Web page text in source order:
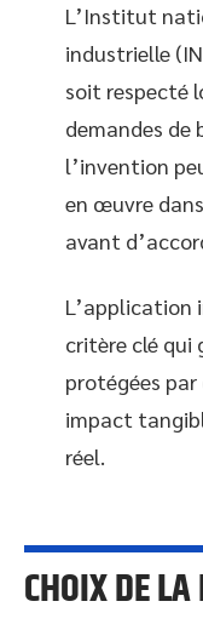
L’Institut
industrielle
soit respecté
demandes de
l’invention
en œuvre
avant
L’application
critère clé qui
protégées
impact
réel.
CHOIX DE